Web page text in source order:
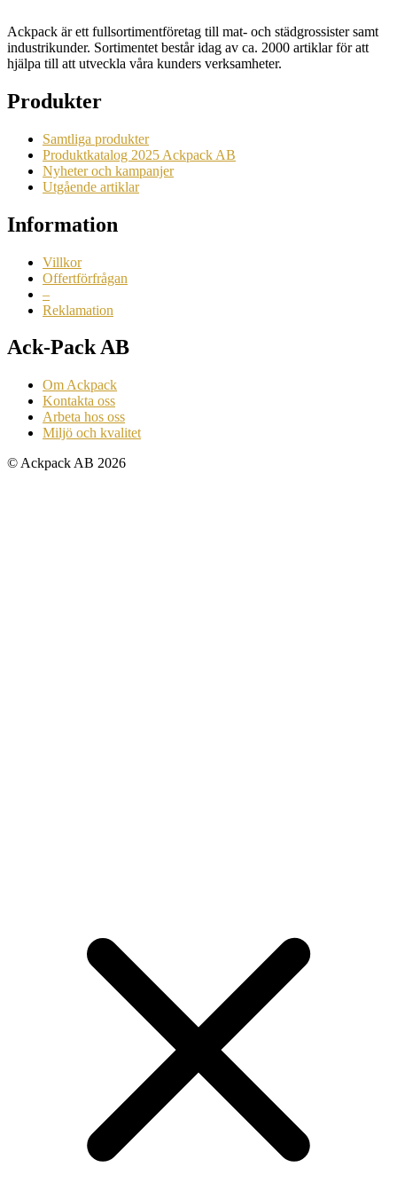
Ackpack är ett fullsortimentföretag till mat- och städgrossister samt
industrikunder. Sortimentet består idag av ca. 2000 artiklar för att
hjälpa till att utveckla våra kunders verksamheter.
Produkter
Samtliga produkter
Produktkatalog 2025 Ackpack AB
Nyheter och kampanjer
Utgående artiklar
Information
Villkor
Offertförfrågan
–
Reklamation
Ack-Pack AB
Om Ackpack
Kontakta oss
Arbeta hos oss
Miljö och kvalitet
© Ackpack AB 2026